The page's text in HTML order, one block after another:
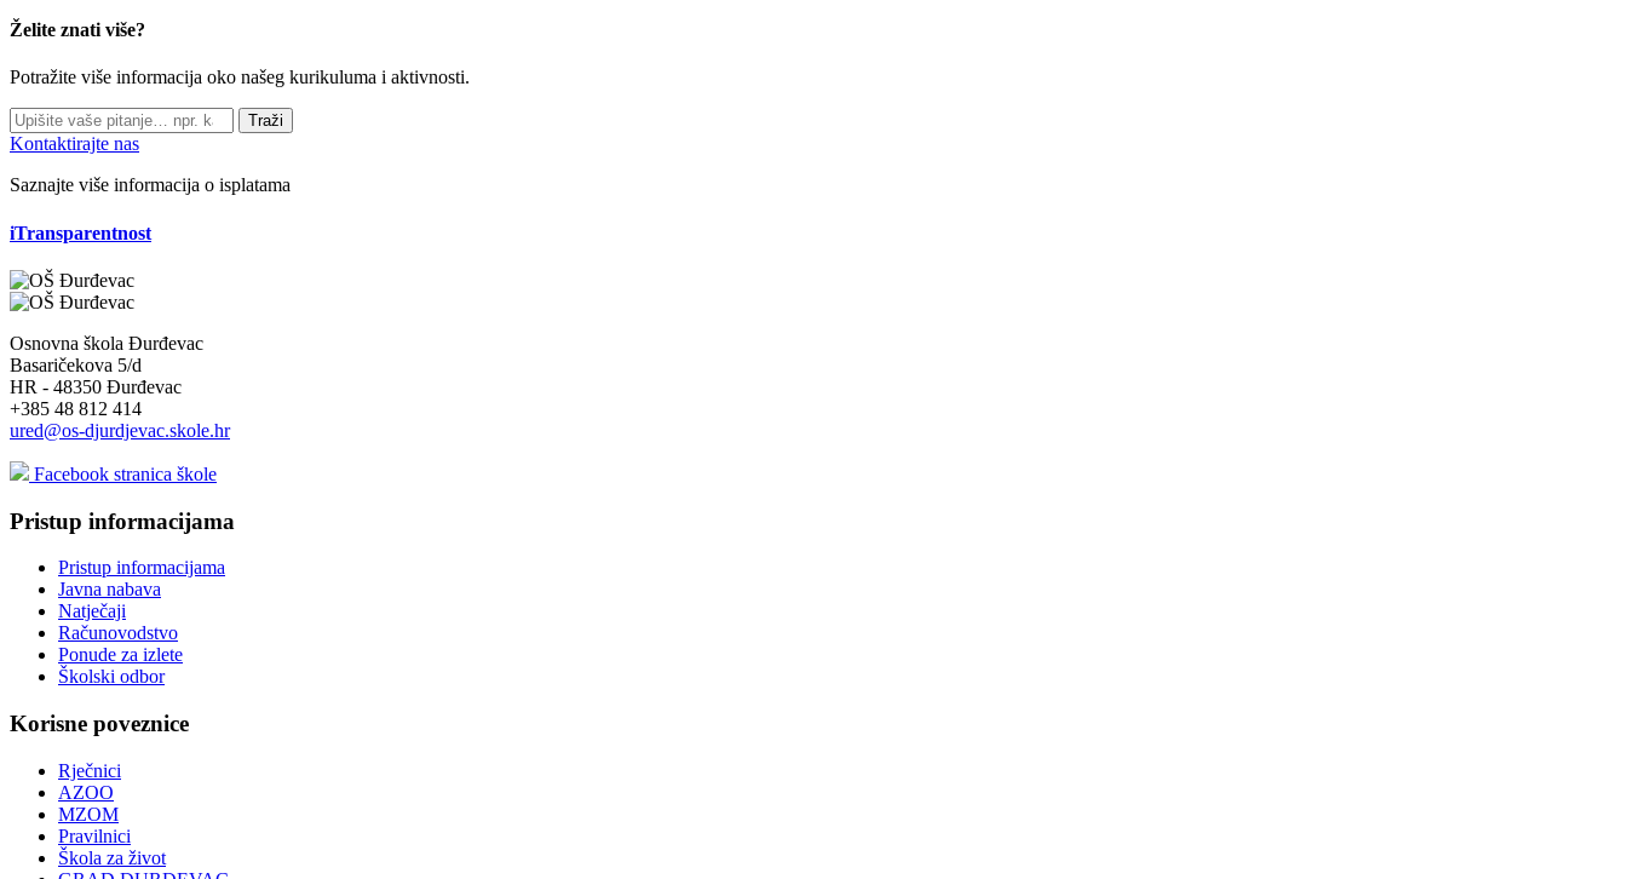
Želite znati više?
Potražite više informacija oko našeg kurikuluma i aktivnosti.
Traži
Kontaktirajte nas
Saznajte više informacija o isplatama
iTransparentnost
Osnovna škola Đurđevac
Basaričekova 5/d
HR - 48350 Đurđevac
+385 48 812 414
ured@os-djurdjevac.skole.hr
Facebook stranica škole
Pristup informacijama
Pristup informacijama
Javna nabava
Natječaji
Računovodstvo
Ponude za izlete
Školski odbor
Korisne poveznice
Rječnici
AZOO
MZOM
Pravilnici
Škola za život